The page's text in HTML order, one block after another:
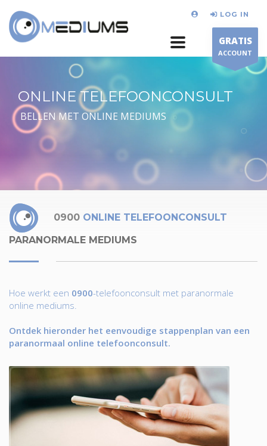
LOG IN
GRATIS
ACCOUNT
ONLINE TELEFOONCONSULT
BELLEN MET ONLINE MEDIUMS
0900 ONLINE TELEFOONCONSULT
PARANORMALE MEDIUMS
Hoe werkt een 0900-telefoonconsult met paranormale
online mediums.
Ontdek hieronder het eenvoudige stappenplan van een
paranormaal online telefoonconsult.